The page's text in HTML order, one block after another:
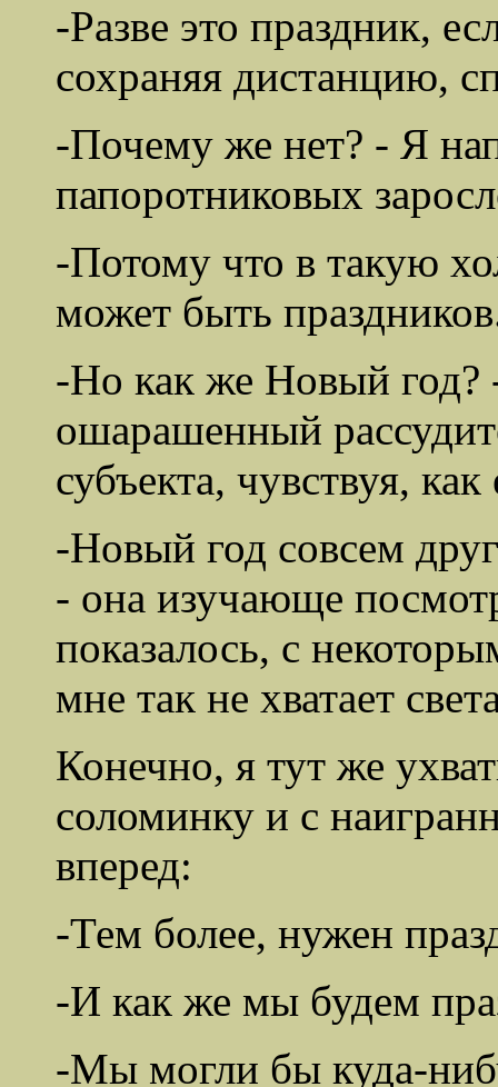
-Разве это праздник,
сохраняя дистанцию,
-Почему же нет? - Я
папоротниковых
-Потому что в такую
может быть
-Но как же Новый год?
ошарашенный
субъекта, чувствуя,
-Новый год совсем
- она изучающе
показалось, с
мне так не хватает
Конечно, я тут же
соломинку и с
вперед:
-Тем более, нужен
-И как же мы будем
-Мы могли бы куда-